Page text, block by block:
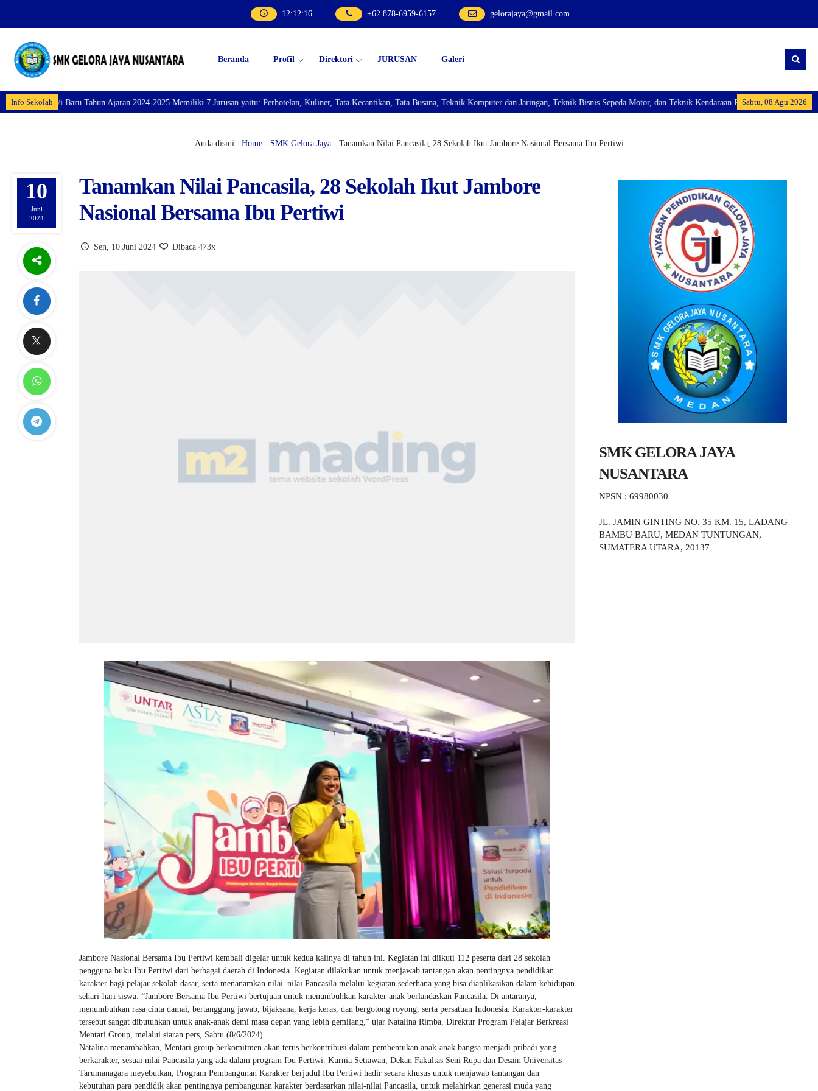
12:12:17 +62 878-6959-6157 gelorajaya@gmail.com
Beranda Profil Direktori JURUSAN Galeri
Info Sekolah Sabtu, 08 Agu 2026
i Baru Tahun Ajaran 2024-2025 Memiliki 7 Jurusan yaitu: Perhotelan, Kuliner, Tata Kecantikan, Tata Busana, Teknik Komputer dan Jaringan, Teknik Bisnis Sepeda Motor, dan Teknik Kendaraan Ringan Dan membuka Kelas
Anda disini : Home- SMK Gelora Jaya- Tanamkan Nilai Pancasila, 28 Sekolah Ikut Jambore Nasional Bersama Ibu Pertiwi
10
Juni
2024
Tanamkan Nilai Pancasila, 28 Sekolah Ikut Jambore
Nasional Bersama Ibu Pertiwi
Sen, 10 Juni 2024 Dibaca 473x
Jambore Nasional Bersama Ibu Pertiwi kembali digelar untuk kedua kalinya di tahun ini. Kegiatan ini diikuti 112 peserta dari 28 sekolah
pengguna buku Ibu Pertiwi dari berbagai daerah di Indonesia. Kegiatan dilakukan untuk menjawab tantangan akan pentingnya pendidikan
karakter bagi pelajar sekolah dasar, serta menanamkan nilai–nilai Pancasila melalui kegiatan sederhana yang bisa diaplikasikan dalam kehidupan
sehari-hari siswa. “Jambore Bersama Ibu Pertiwi bertujuan untuk menumbuhkan karakter anak berlandaskan Pancasila. Di antaranya,
menumbuhkan rasa cinta damai, bertanggung jawab, bijaksana, kerja keras, dan bergotong royong, serta persatuan Indonesia. Karakter-karakter
tersebut sangat dibutuhkan untuk anak-anak demi masa depan yang lebih gemilang,” ujar Natalina Rimba, Direktur Program Pelajar Berkreasi
Mentari Group, melalui siaran pers, Sabtu (8/6/2024).
Natalina menambahkan, Mentari group berkomitmen akan terus berkontribusi dalam pembentukan anak-anak bangsa menjadi pribadi yang
berkarakter, sesuai nilai Pancasila yang ada dalam program Ibu Pertiwi. Kurnia Setiawan, Dekan Fakultas Seni Rupa dan Desain Universitas
Tarumanagara meyebutkan, Program Pembangunan Karakter berjudul Ibu Pertiwi hadir secara khusus untuk menjawab tantangan dan
kebutuhan para pendidik akan pentingnya pembangunan karakter berdasarkan nilai-nilai Pancasila, untuk melahirkan generasi muda yang
SMK GELORA JAYA
NUSANTARA
NPSN : 69980030
JL. JAMIN GINTING NO. 35 KM. 15, LADANG
BAMBU BARU, MEDAN TUNTUNGAN,
SUMATERA UTARA, 20137